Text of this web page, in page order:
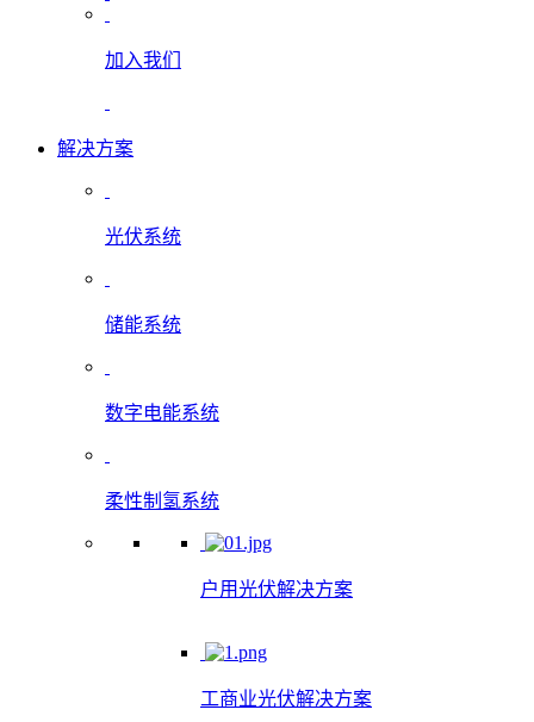
加入我们
解决方案
光伏系统
储能系统
数字电能系统
柔性制氢系统
户用光伏解决方案
工商业光伏解决方案